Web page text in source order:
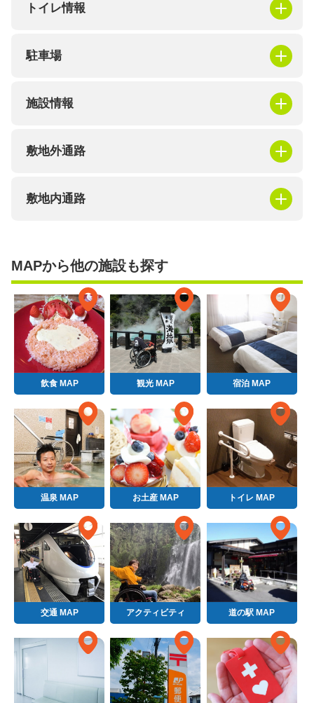
トイレ情報
駐車場
施設情報
敷地外通路
敷地内通路
MAPから他の施設も探す
飲食 MAP 観光 MAP 宿泊 MAP
温泉 MAP お土産 MAP トイレ MAP
交通 MAP アクティビティ 道の駅 MAP